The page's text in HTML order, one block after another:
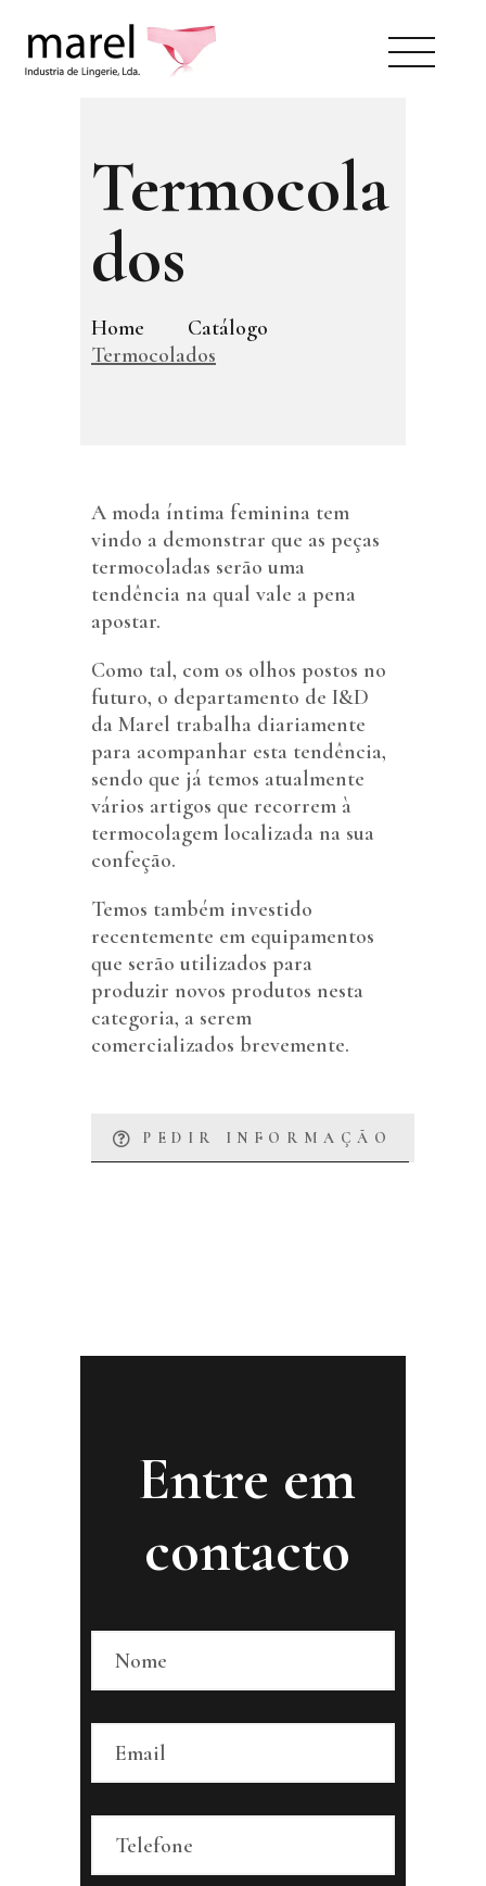
SOBRE NÓS
CATÁLOGO
CONTACTOS
Termocola
dos
Home
Catálogo
Termocolados
A moda íntima feminina tem
vindo a demonstrar que as peças
termocoladas serão uma
tendência na qual vale a pena
apostar.
Como tal, com os olhos postos no
futuro, o departamento de I&D
da Marel trabalha diariamente
para acompanhar esta tendência,
sendo que já temos atualmente
vários artigos que recorrem à
termocolagem localizada na sua
confeção.
Temos também investido
recentemente em equipamentos
que serão utilizados para
produzir novos produtos nesta
categoria, a serem
comercializados brevemente.
PEDIR INFORMAÇÃO
Entre em
contacto